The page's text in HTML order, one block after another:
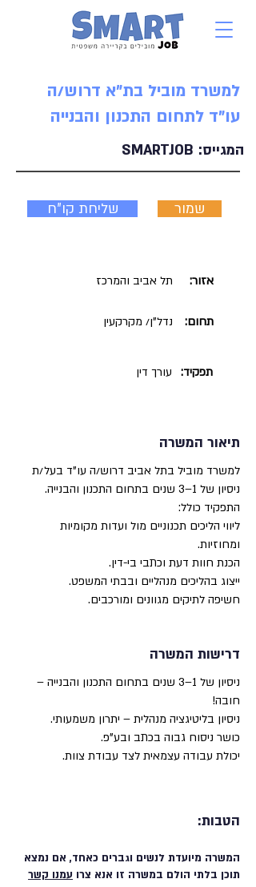
למשרד מוביל בת"א דרוש/ה
עו"ד לתחום התכנון והבנייה
SMARTJOB המגייס:
שליחת קו"ח שמור
תל אביב והמרכז אזור:
נדל"ן/ מקרקעין תחום:
עורך דין תפקיד:
תיאור המשרה
למשרד מוביל בתל אביב דרוש/ה עו"ד בעל/ת
ניסיון של 1–3 שנים בתחום התכנון והבנייה.
התפקיד כולל:
ליווי הליכים תכנוניים מול ועדות מקומיות
ומחוזיות.
הכנת חוות דעת וכתבי בי-דין.
ייצוג בהליכים מנהליים ובבתי המשפט.
חשיפה לתיקים מגוונים ומורכבים.
דרישות המשרה
ניסיון של 1–3 שנים בתחום התכנון והבנייה –
חובה!
ניסיון בליטיגציה מנהלית – יתרון משמעותי.
כושר ניסוח גבוה בכתב ובע"פ.
יכולת עבודה עצמאית לצד עבודת צוות.
הטבות:
המשרה מיועדת לנשים וגברים כאחד, אם נמצא
תוכן בלתי הולם במשרה זו אנא צרו עמנו קשר